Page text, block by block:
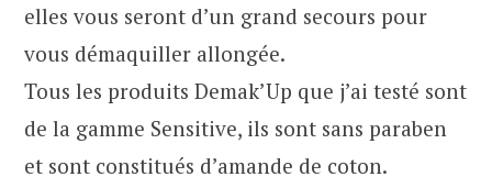
elles vous seront d’un grand secours pour
vous démaquiller allongée.
Tous les produits Demak’Up que j’ai testé sont
de la gamme Sensitive, ils sont sans paraben
et sont constitués d’amande de coton.